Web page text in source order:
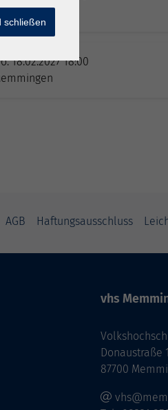
18.02.2027 18:00
AGB Haftungsausschluss
vhs
Donaustraße 1
87700
schließen